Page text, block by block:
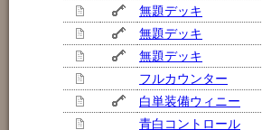
無題デッキ
無題デッキ
無題デッキ
フルカウンター
白単装備ウィニー
青白コントロール